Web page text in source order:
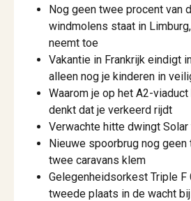
Nog geen twee procent van
windmolens staat in
neemt toe
Vakantie in Frankrijk eindigt
alleen nog je kinderen in
Waarom je op het A2-
denkt dat je verkeerd rijdt
Verwachte hitte dwingt
Nieuwe spoorbrug nog
twee caravans klem
Gelegenheidsorkest Triple
tweede plaats in de wacht